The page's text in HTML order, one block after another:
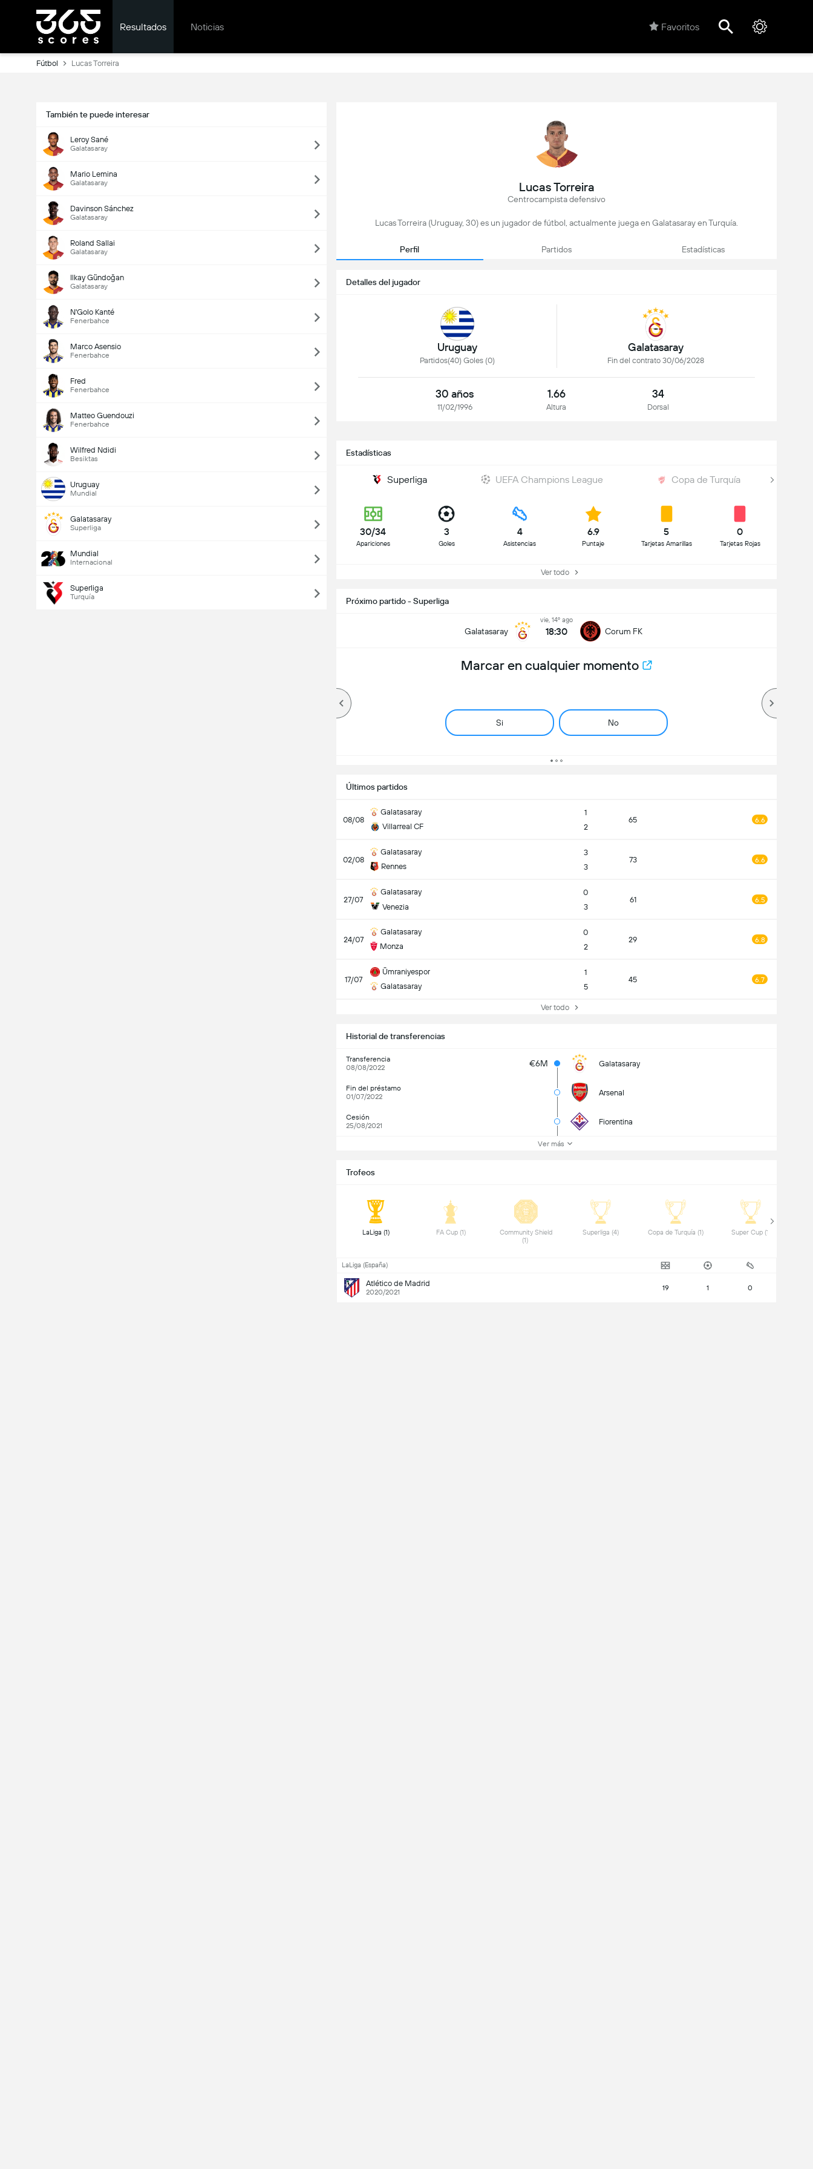
Resultados Noticias Favoritos
Fútbol Lucas Torreira
También te puede interesar
Leroy Sané
Galatasaray
Mario Lemina
Galatasaray
Davinson Sánchez
Galatasaray
Roland Sallai
Galatasaray
Ilkay Gündoğan
Galatasaray
N'Golo Kanté
Fenerbahce
Marco Asensio
Fenerbahce
Fred
Fenerbahce
Matteo Guendouzi
Fenerbahce
Wilfred Ndidi
Besiktas
Uruguay
Mundial
Galatasaray
Superliga
Mundial
Internacional
Superliga
Turquía
Lucas Torreira
Centrocampista defensivo
Lucas Torreira (Uruguay, 30) es un jugador de fútbol, actualmente juega en Galatasaray en Turquía.
Perfil Partidos Estadísticas
Detalles del jugador
Uruguay
Partidos(40) Goles (0)
Galatasaray
Fin del contrato 30/06/2028
30 años
11/02/1996
1.66
Altura
34
Dorsal
Estadísticas
Superliga UEFA Champions League Copa de Turquía
30/34
Apariciones
3
Goles
4
Asistencias
6.9
Puntaje
5
Tarjetas Amarillas
0
Tarjetas Rojas
Ver todo
Próximo partido - Superliga
Galatasaray
vie, 14º ago
18:30 Corum FK
Marcar en cualquier momento
Si No
Últimos partidos
08/08
Galatasaray
Villarreal CF
1
2
65 6.6
02/08
Galatasaray
Rennes
3
3
73 6.6
27/07
Galatasaray
Venezia
0
3
61 6.5
24/07
Galatasaray
Monza
0
2
29 6.8
17/07
Ümraniyespor
Galatasaray
1
5
45 6.7
Ver todo
Historial de transferencias
Transferencia
08/08/2022
€6M Galatasaray
Fin del préstamo
01/07/2022
Arsenal
Cesión
25/08/2021
Fiorentina
Ver más
Trofeos
LaLiga (1) FA Cup (1)
Community Shield
(1)
LaLiga (España)
Atlético de Madrid
2020/2021 19 1 0